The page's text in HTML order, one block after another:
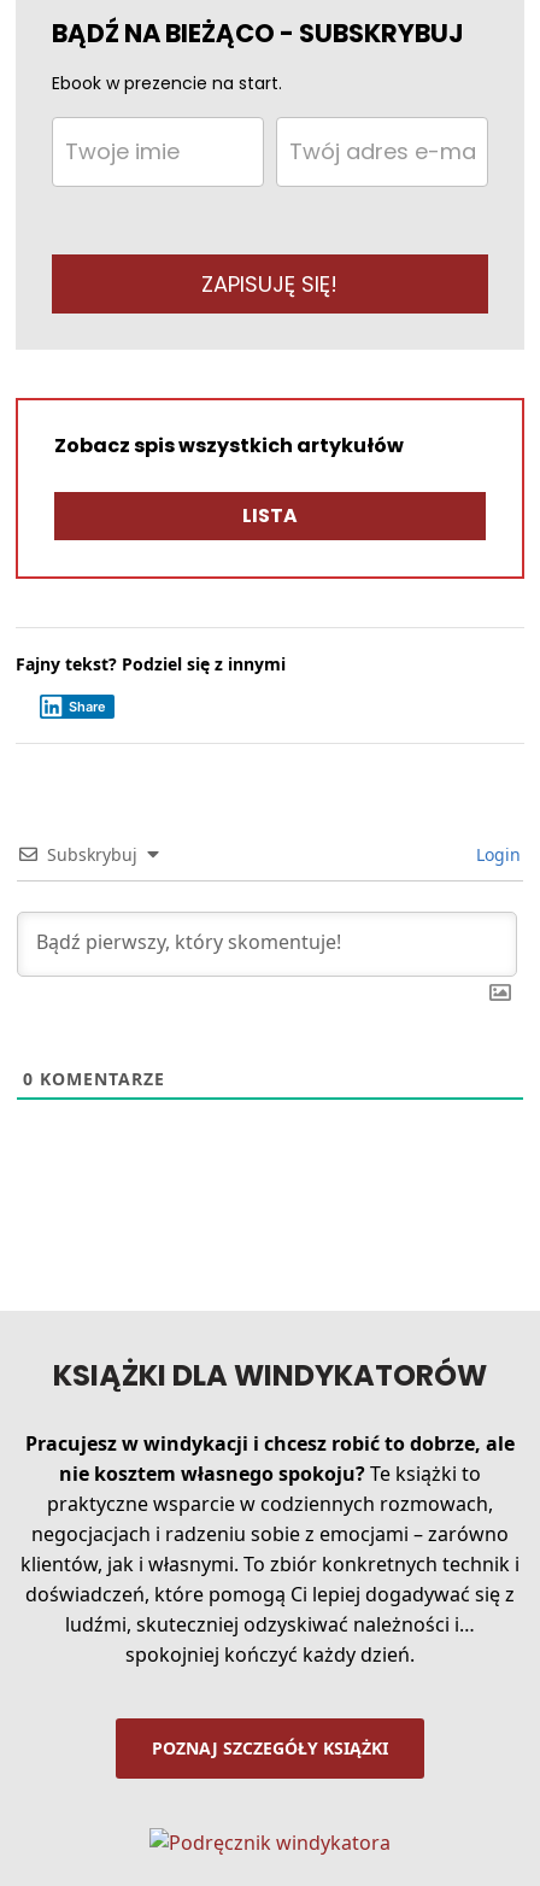
BĄDŹ NA BIEŻĄCO - SUBSKRYBUJ
Ebook w prezencie na start.
ZAPISUJĘ SIĘ!
Zobacz spis wszystkich artykułów
LISTA
Fajny tekst? Podziel się z innymi
Share
Subskrybuj Login
0 KOMENTARZE
KSIĄŻKI DLA WINDYKATORÓW
Pracujesz w windykacji i chcesz robić to dobrze, ale
nie kosztem własnego spokoju?Te książki to
praktyczne wsparcie w codziennych rozmowach,
negocjacjach i radzeniu sobie z emocjami – zarówno
klientów, jak i własnymi. To zbiór konkretnych technik i
doświadczeń, które pomogą Ci lepiej dogadywać się z
ludźmi, skuteczniej odzyskiwać należności i…
spokojniej kończyć każdy dzień.
POZNAJ SZCZEGÓŁY KSIĄŻKI